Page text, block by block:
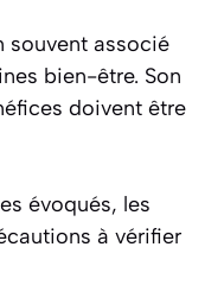
souvent associé
bien-être. Son
doivent être
évoqués, les
à vérifier